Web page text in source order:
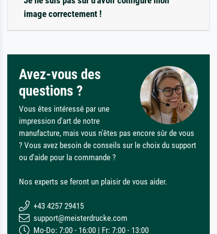
image correctement !
Avez-vous des
questions ?
Vous êtes intéressé par une
impression d'art de notre
manufacture, mais vous n'êtes pas encore sûr de vous
? Vous avez besoin de conseils sur le choix du support
ou d'aide pour la commande ?
Nos experts se feront un plaisir de vous aider.
+43 4257 29415
support@meisterdrucke.com
Mo-Do: 7:00 - 16:00 | Fr: 7:00 - 13:00